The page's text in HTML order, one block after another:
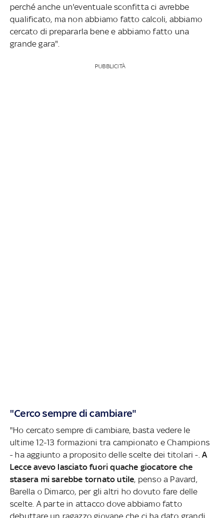
perché anche un'eventuale sconfitta ci avrebbe
qualificato, ma non abbiamo fatto calcoli, abbiamo
cercato di prepararla bene e abbiamo fatto una
grande gara".
PUBBLICITÀ
"Cerco sempre di cambiare"
"Ho cercato sempre di cambiare, basta vedere le
ultime 12-13 formazioni tra campionato e Champions
- ha aggiunto a proposito delle scelte dei titolari -. A
Lecce avevo lasciato fuori quache giocatore che
stasera mi sarebbe tornato utile, penso a Pavard,
Barella o Dimarco, per gli altri ho dovuto fare delle
scelte. A parte in attacco dove abbiamo fatto
debuttare un ragazzo giovane che ci ha dato grandi